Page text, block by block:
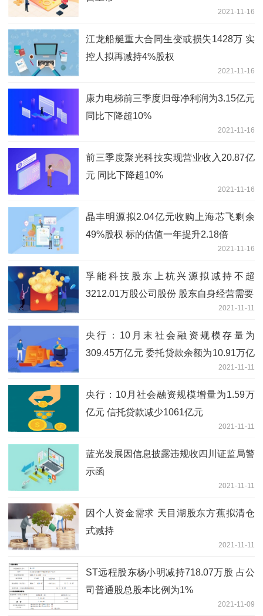
2021-11-16
江龙船艇重大合同生变或损失1428万 实
控人拟再减持4%股权
2021-11-16
康力电梯前三季度归母净利润为3.15亿元
同比下降超10%
2021-11-16
前三季度聚光科技实现营业收入20.87亿
元 同比下降超10%
2021-11-16
晶丰明源拟2.04亿元收购上海芯飞剩余
49%股权 标的估值一年提升2.18倍
2021-11-16
孚能科技股东上杭兴源拟减持不超
3212.01万股公司股份 股东自身经营需要
2021-11-11
央行：10月末社会融资规模存量为
309.45万亿元 委托贷款余额为10.91万亿
2021-11-11
央行：10月社会融资规模增量为1.59万
亿元 信托贷款减少1061亿元
2021-11-11
蓝光发展因信息披露违规收四川证监局警
示函
2021-11-11
因个人资金需求 天目湖股东方蕉拟清仓
式减持
2021-11-11
ST远程股东杨小明减持718.07万股 占公
司普通股总股本比例为1%
2021-11-09